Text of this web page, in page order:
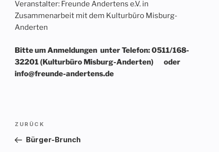
Veranstalter: Freunde Andertens e.V. in
Zusammenarbeit mit dem Kulturbüro Misburg-
Anderten
Bitte um Anmeldungen unter Telefon: 0511/168-
32201 (Kulturbüro Misburg-Anderten) oder
info@freunde-andertens.de
Beitragsnavigation
Vorheriger
Beitrag
ZURÜCK
Bürger-Brunch